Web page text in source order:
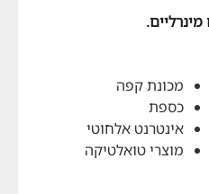
מכונת קפה
כספת
אינטרנט אלחוטי
מוצרי טואלטיקה